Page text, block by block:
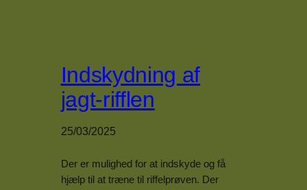
Indskydning af
jagt-rifflen
25/03/2025
Der er mulighed for at indskyde og få
hjælp til at træne til riffelprøven. Der